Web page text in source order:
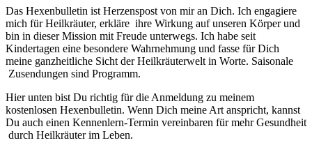
Das Hexenbulletin ist Herzenspost von mir an Dich. Ich engagiere
mich für Heilkräuter, erkläre ihre Wirkung auf unseren Körper und
bin in dieser Mission mit Freude unterwegs. Ich habe seit
Kindertagen eine besondere Wahrnehmung und fasse für Dich
meine ganzheitliche Sicht der Heilkräuterwelt in Worte. Saisonale
Zusendungen sind Programm.
Hier unten bist Du richtig für die Anmeldung zu meinem
kostenlosen Hexenbulletin. Wenn Dich meine Art anspricht, kannst
Du auch einen Kennenlern-Termin vereinbaren für mehr Gesundheit
durch Heilkräuter im Leben.